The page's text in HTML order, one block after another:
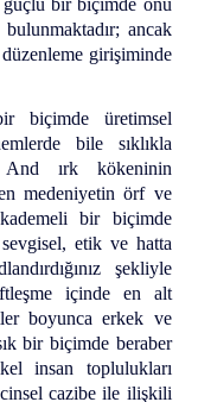
ancak
girişiminde
biçimde üretimsel
bile sıklıkla
ırk kökeninin
medeniyetin örf ve
bir biçimde
sevgisel, etik ve hatta
şekliyle
içinde en alt
boyunca erkek ve
bir biçimde beraber
insan toplulukları
cazibe ile ilişkili